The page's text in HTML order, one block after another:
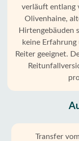
verläuft entlang
Olivenhaine,
Hirtengebäuden
keine
Reiter geeignet.
Transfer